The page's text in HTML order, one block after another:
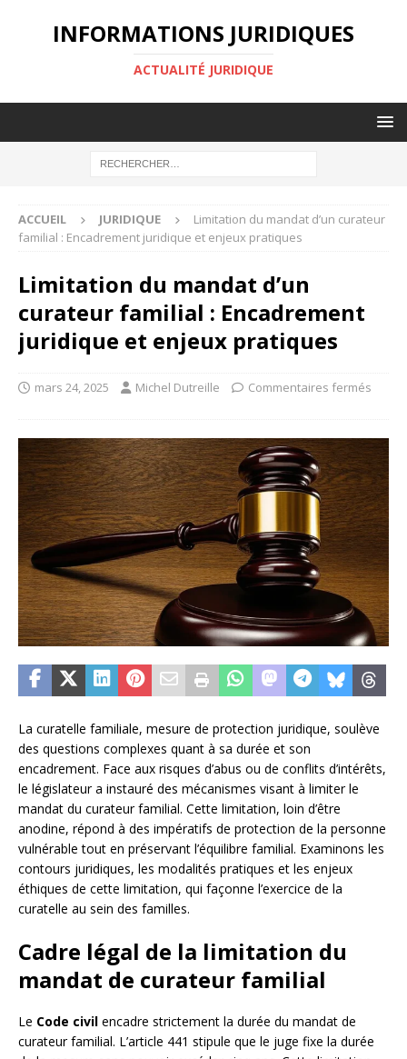
INFORMATIONS JURIDIQUES
ACTUALITÉ JURIDIQUE
ACCUEIL JURIDIQUE
Limitation du mandat d’un curateur
familial : Encadrement juridique et enjeux pratiques
Limitation du mandat d’un
curateur familial : Encadrement
juridique et enjeux pratiques
mars 24, 2025 Michel Dutreille Commentaires fermés
La curatelle familiale, mesure de protection juridique, soulève
des questions complexes quant à sa durée et son
encadrement. Face aux risques d’abus ou de conflits d’intérêts,
le législateur a instauré des mécanismes visant à limiter le
mandat du curateur familial. Cette limitation, loin d’être
anodine, répond à des impératifs de protection de la personne
vulnérable tout en préservant l’équilibre familial. Examinons les
contours juridiques, les modalités pratiques et les enjeux
éthiques de cette limitation, qui façonne l’exercice de la
curatelle au sein des familles.
Cadre légal de la limitation du
mandat de curateur familial
Le Code civil encadre strictement la durée du mandat de
curateur familial. L’article 441 stipule que le juge fixe la durée